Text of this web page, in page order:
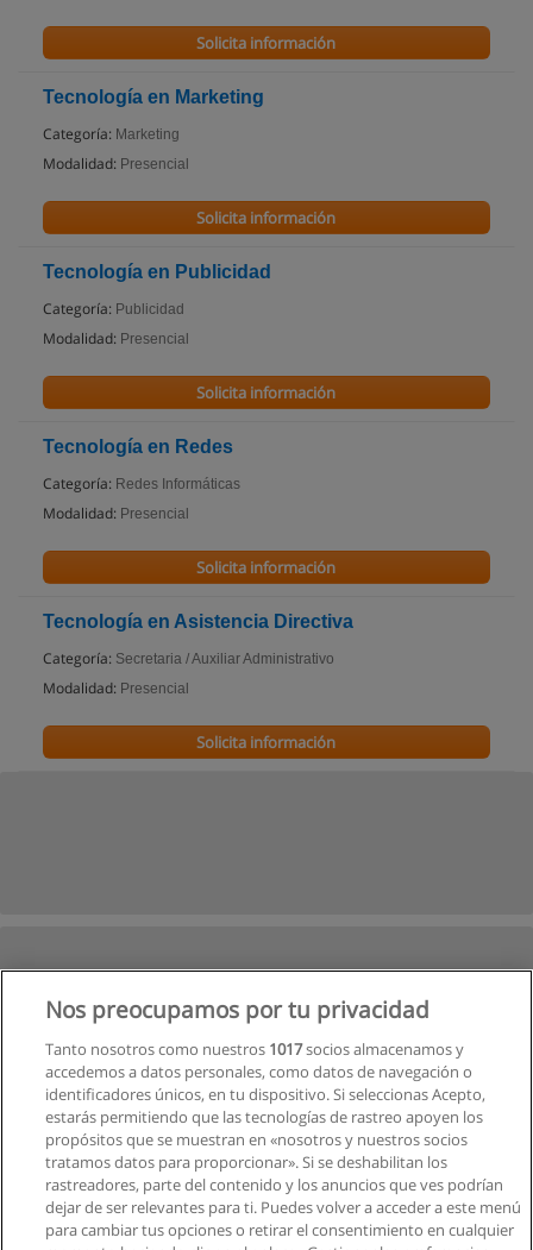
Solicita información
Tecnología en Marketing
Categoría: Marketing
Modalidad: Presencial
Solicita información
Tecnología en Publicidad
Categoría: Publicidad
Modalidad: Presencial
Solicita información
Tecnología en Redes
Categoría: Redes Informáticas
Modalidad: Presencial
Solicita información
Tecnología en Asistencia Directiva
Categoría: Secretaria / Auxiliar Administrativo
Modalidad: Presencial
Solicita información
Nos preocupamos por tu privacidad
Tanto nosotros como nuestros 1017socios almacenamos y
accedemos a datos personales, como datos de navegación o
identificadores únicos, en tu dispositivo. Si seleccionas Acepto,
estarás permitiendo que las tecnologías de rastreo apoyen los
propósitos que se muestran en «nosotros y nuestros socios
tratamos datos para proporcionar». Si se deshabilitan los
rastreadores, parte del contenido y los anuncios que ves podrían
dejar de ser relevantes para ti. Puedes volver a acceder a este menú
para cambiar tus opciones o retirar el consentimiento en cualquier